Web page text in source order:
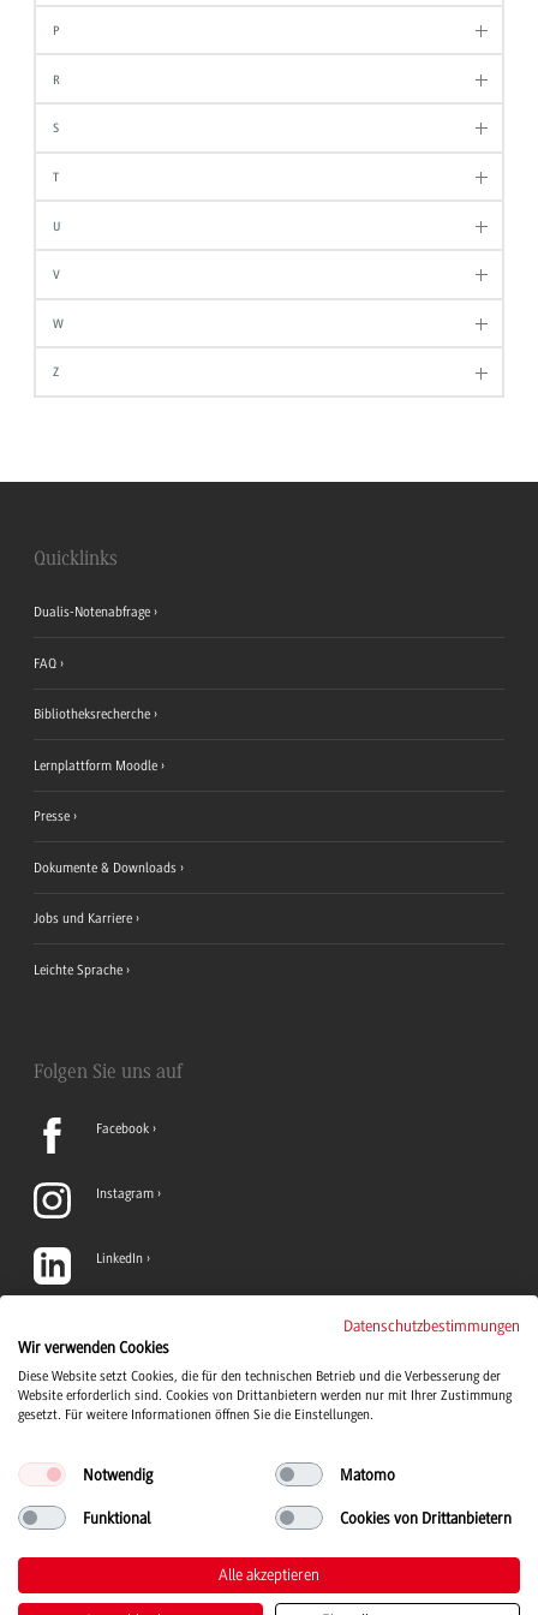
P
R
S
T
U
V
W
Z
Quicklinks
Dualis-Notenabfrage
FAQ
Bibliotheksrecherche
Lernplattform Moodle
Presse
Dokumente & Downloads
Jobs und Karriere
Leichte Sprache
Folgen Sie uns auf
Facebook
Instagram
LinkedIn
YouTube
© 2026 Duale Hochschule Baden-Württemberg
Datenschutzbestimmungen
Wir verwenden Cookies
Diese Website setzt Cookies, die für den technischen Betrieb und die Verbesserung der
Website erforderlich sind. Cookies von Drittanbietern werden nur mit Ihrer Zustimmung
gesetzt. Für weitere Informationen öffnen Sie die Einstellungen.
Notwendig Matomo
Funktional Cookies von Drittanbietern
Alle akzeptieren